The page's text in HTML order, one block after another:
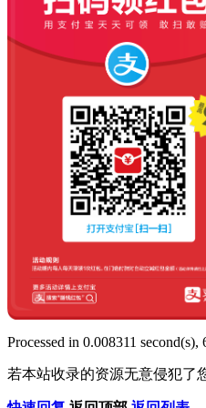
Processed in 0.008311
若本站收录的资源无意侵犯了